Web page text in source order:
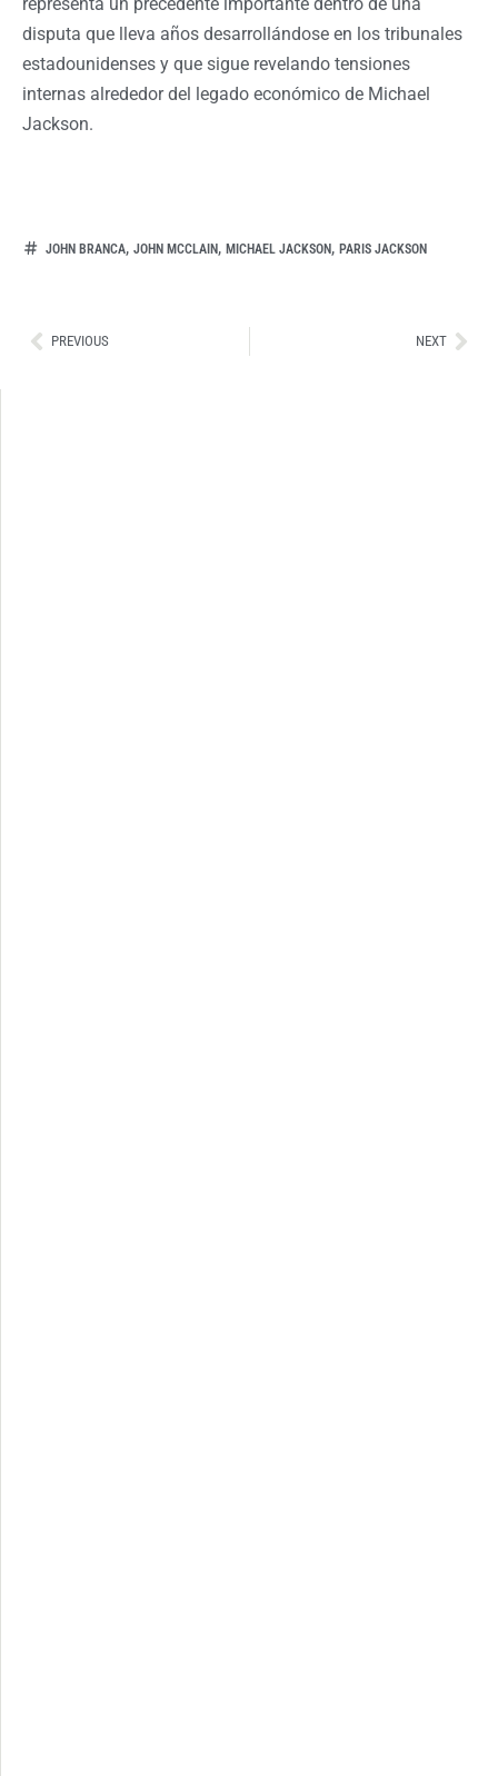
disputa que lleva años desarrollándose en los tribunales
estadounidenses y que sigue revelando tensiones
internas alrededor del legado económico de Michael
Jackson.
JOHN BRANCA, JOHN MCCLAIN, MICHAEL JACKSON, PARIS JACKSON
AntPREVIOUS NEXT